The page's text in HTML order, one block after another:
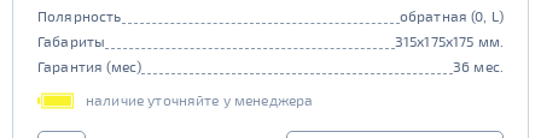
Полярность
обратная (0, L)
Габариты
315x175x175 мм.
Гарантия (мес)
36 мес.
наличие уточняйте у менеджера